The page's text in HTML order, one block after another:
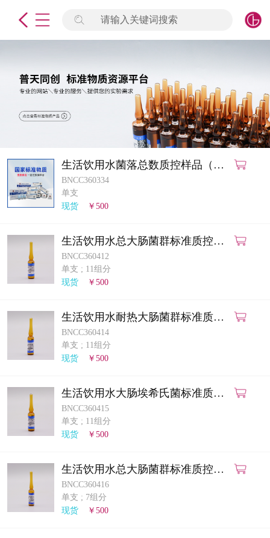
请输入关键词搜索
生活饮用水菌落总数质控样品（平
皿计数法）
BNCC360334
单支
现货
￥500
生活饮用水总大肠菌群标准质控样
品（多管发酵法）
BNCC360412
单支 ; 11组分
现货
￥500
生活饮用水耐热大肠菌群标准质控
样品（多管发酵法）
BNCC360414
单支 ; 11组分
现货
￥500
生活饮用水大肠埃希氏菌标准质控
样品（多管发酵法）
BNCC360415
单支 ; 11组分
现货
￥500
生活饮用水总大肠菌群标准质控样
品（滤膜法）
BNCC360416
单支 ; 7组分
现货
￥500
签到
标准物质
产品专项
微生物检测/质控品
定制标物
定制仪器
计量课堂
知识交流
公司主页
购物车
会员中心
联系我们
返回主页